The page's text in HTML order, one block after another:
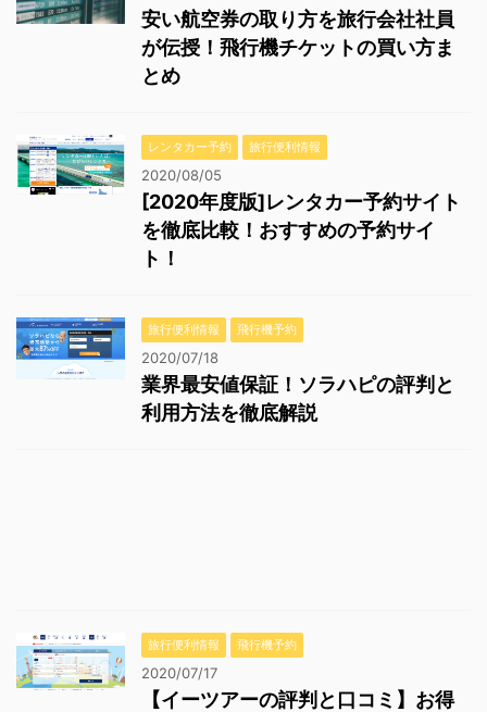
安い航空券の取り方を旅行会社社員
が伝授！飛行機チケットの買い方ま
とめ
レンタカー予約 旅行便利情報
2020/08/05
[2020年度版]レンタカー予約サイト
を徹底比較！おすすめの予約サイ
ト！
旅行便利情報 飛行機予約
2020/07/18
業界最安値保証！ソラハピの評判と
利用方法を徹底解説
旅行便利情報 飛行機予約
2020/07/17
【イーツアーの評判と口コミ】お得